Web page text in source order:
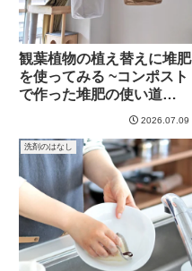
観葉植物の植え替えに堆肥
を使ってみる ~コンポスト
で作った堆肥の使い道
2026.07.09
洗剤のはなし